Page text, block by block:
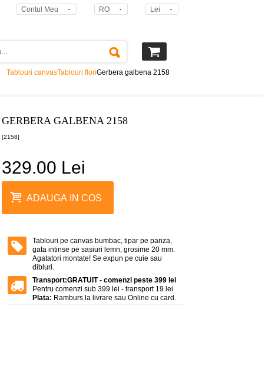
Contul Meu RO Lei
Tablouri canvasTablouri floriGerbera galbena 2158
GERBERA GALBENA 2158
[2158]
329.00 Lei
ADAUGA IN COS
Tablouri pe canvas bumbac, tipar pe panza,
gata intinse pe sasiuri lemn, grosime 20 mm.
Agatatori montate! Se expun pe cuie sau
dibluri.
Transport:GRATUIT - comenzi peste 399 lei
Pentru comenzi sub 399 lei - transport 19 lei.
Plata: Ramburs la livrare sau Online cu card.